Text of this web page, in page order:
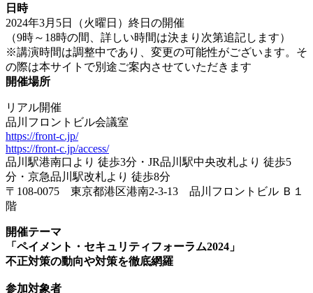
日時
2024年3月5日（火曜日）終日の開催
（9時～18時の間、詳しい時間は決まり次第追記します）
※講演時間は調整中であり、変更の可能性がございます。そ
の際は本サイトで別途ご案内させていただきます
開催場所
リアル開催
品川フロントビル会議室
https://front-c.jp/
https://front-c.jp/access/
品川駅港南口より 徒歩3分・JR品川駅中央改札より 徒歩5
分・京急品川駅改札より 徒歩8分
〒108-0075 東京都港区港南2-3-13 品川フロントビル Ｂ１
階
開催テーマ
「ペイメント・セキュリティフォーラム2024」
不正対策の動向や対策を徹底網羅
参加対象者